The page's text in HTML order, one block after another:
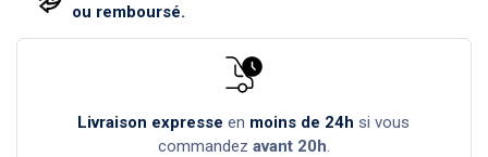
ou remboursé.
Livraison expresse en moins de 24h si vous
commandez avant 20h.